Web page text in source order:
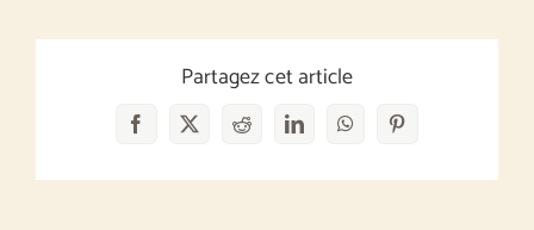
Partagez cet article
Facebook
X RedditLinkedInWhatsAppPinterest